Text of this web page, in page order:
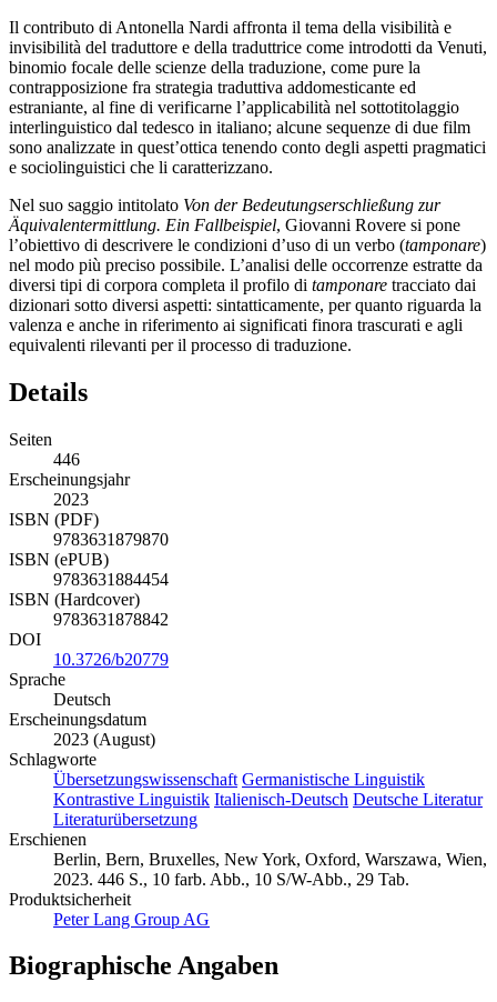
Il contributo di Antonella Nardi affronta il tema della visibilità e
invisibilità del traduttore e della traduttrice come introdotti da Venuti,
binomio focale delle scienze della traduzione, come pure la
contrapposizione fra strategia traduttiva addomesticante ed
estraniante, al fine di verificarne l’applicabilità nel sottotitolaggio
interlinguistico dal tedesco in italiano; alcune sequenze di due film
sono analizzate in quest’ottica tenendo conto degli aspetti pragmatici
e sociolinguistici che li caratterizzano.
Nel suo saggio intitolato Von der Bedeutungserschließung zur
Äquivalentermittlung. Ein Fallbeispiel, Giovanni Rovere si pone
l’obiettivo di descrivere le condizioni d’uso di un verbo (tamponare)
nel modo più preciso possibile. L’analisi delle occorrenze estratte da
diversi tipi di corpora completa il profilo di tamponare tracciato dai
dizionari sotto diversi aspetti: sintatticamente, per quanto riguarda la
valenza e anche in riferimento ai significati finora trascurati e agli
equivalenti rilevanti per il processo di traduzione.
Details
Seiten
446
Erscheinungsjahr
2023
ISBN (PDF)
9783631879870
ISBN (ePUB)
9783631884454
ISBN (Hardcover)
9783631878842
DOI
10.3726/b20779
Sprache
Deutsch
Erscheinungsdatum
2023 (August)
Schlagworte
Übersetzungswissenschaft Germanistische Linguistik
Kontrastive Linguistik Italienisch-Deutsch Deutsche Literatur
Literaturübersetzung
Erschienen
Berlin, Bern, Bruxelles, New York, Oxford, Warszawa, Wien,
2023. 446 S., 10 farb. Abb., 10 S/W-Abb., 29 Tab.
Produktsicherheit
Peter Lang Group AG
Biographische Angaben